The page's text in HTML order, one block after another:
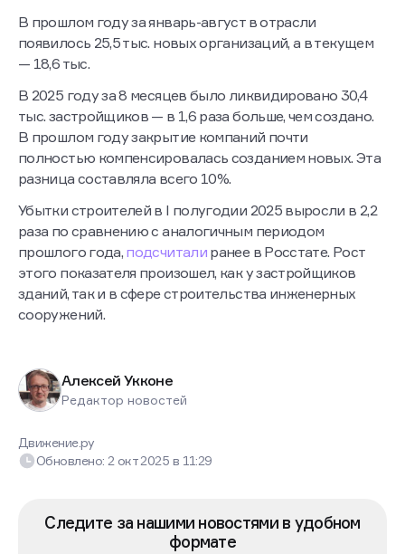
В прошлом году за январь-август в отрасли
появилось 25,5 тыс. новых организаций, а в текущем
— 18,6 тыс.
В 2025 году за 8 месяцев было ликвидировано 30,4
тыс. застройщиков — в 1,6 раза больше, чем создано.
В прошлом году закрытие компаний почти
полностью компенсировалась созданием новых. Эта
разница составляла всего 10%.
Убытки строителей в I полугодии 2025 выросли в 2,2
раза по сравнению с аналогичным периодом
прошлого года, подсчитали ранее в Росстате. Рост
этого показателя произошел, как у застройщиков
зданий, так и в сфере строительства инженерных
сооружений.
Алексей Укконе
Редактор новостей
Движение.ру
Обновлено: 2 окт 2025 в 11:29
Следите за нашими новостями в удобном
формате